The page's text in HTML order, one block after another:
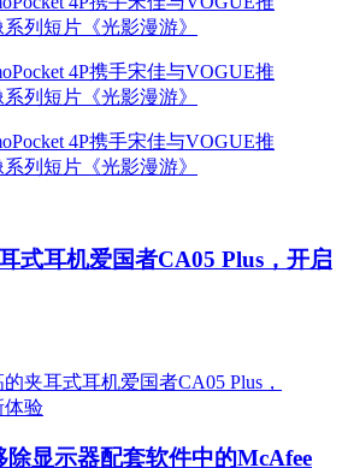
式耳机爱国者CA05 Plus，开启
显示器配套软件中的McAfee